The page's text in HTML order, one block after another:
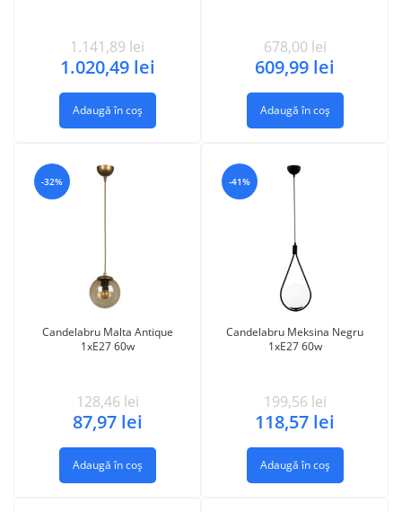
1.141,89 lei
1.020,49 lei
Adaugă în coș
678,00 lei
609,99 lei
Adaugă în coș
-32%
Candelabru Malta Antique
1xE27 60w
128,46 lei
87,97 lei
Adaugă în coș
-41%
Candelabru Meksina Negru
1xE27 60w
199,56 lei
118,57 lei
Adaugă în coș